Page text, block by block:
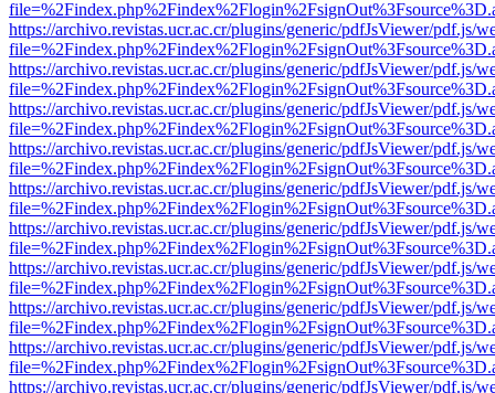
https://archivo.revistas.ucr.ac.cr/plugins/generic/pdfJsViewer/pdf.js/
https://archivo.revistas.ucr.ac.cr/plugins/generic/pdfJsViewer/pdf.js/
https://archivo.revistas.ucr.ac.cr/plugins/generic/pdfJsViewer/pdf.js/
https://archivo.revistas.ucr.ac.cr/plugins/generic/pdfJsViewer/pdf.js/
https://archivo.revistas.ucr.ac.cr/plugins/generic/pdfJsViewer/pdf.js/
https://archivo.revistas.ucr.ac.cr/plugins/generic/pdfJsViewer/pdf.js/
https://archivo.revistas.ucr.ac.cr/plugins/generic/pdfJsViewer/pdf.js/
https://archivo.revistas.ucr.ac.cr/plugins/generic/pdfJsViewer/pdf.js/
https://archivo.revistas.ucr.ac.cr/plugins/generic/pdfJsViewer/pdf.js/
https://archivo.revistas.ucr.ac.cr/plugins/generic/pdfJsViewer/pdf.js/